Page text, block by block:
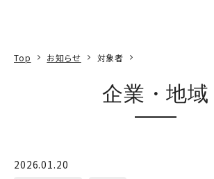
Top お知らせ 対象者
企業・地域
2026.01.20